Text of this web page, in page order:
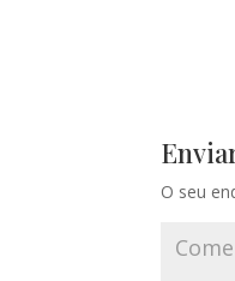
O seu